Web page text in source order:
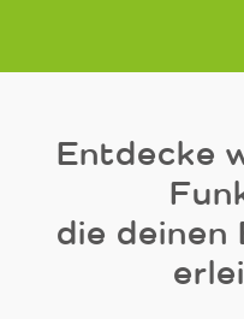
Entdecke
die deinen